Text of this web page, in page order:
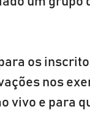
os
nos
vivo e para